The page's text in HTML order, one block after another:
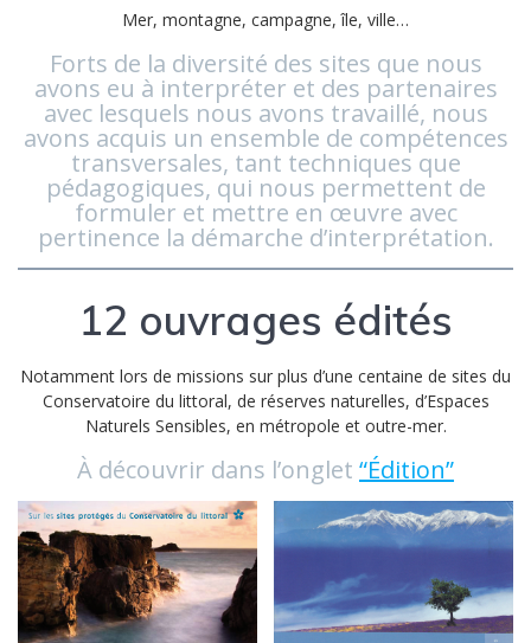
Mer, montagne, campagne, île, ville…
Forts de la diversité des sites que nous
avons eu à interpréter et des partenaires
avec lesquels nous avons travaillé, nous
avons acquis un ensemble de compétences
transversales, tant techniques que
pédagogiques, qui nous permettent de
formuler et mettre en œuvre avec
pertinence la démarche d’interprétation.
12 ouvrages édités
Notamment lors de missions sur plus d’une centaine de sites du
Conservatoire du littoral, de réserves naturelles, d’Espaces
Naturels Sensibles, en métropole et outre-mer.
À découvrir dans l’onglet “Édition”